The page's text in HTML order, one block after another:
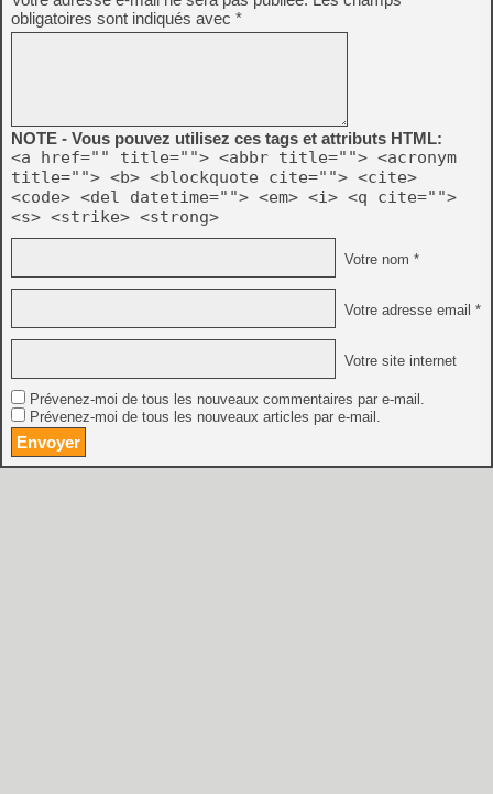
obligatoires sont indiqués avec *
NOTE - Vous pouvez utilisez ces tags et attributs HTML:
<a href="" title=""> <abbr title=""> <acronym
title=""> <b> <blockquote cite=""> <cite>
<code> <del datetime=""> <em> <i> <q cite="">
<s> <strike> <strong>
Votre nom *
Votre adresse email *
Votre site internet
Prévenez-moi de tous les nouveaux commentaires par e-mail.
Prévenez-moi de tous les nouveaux articles par e-mail.